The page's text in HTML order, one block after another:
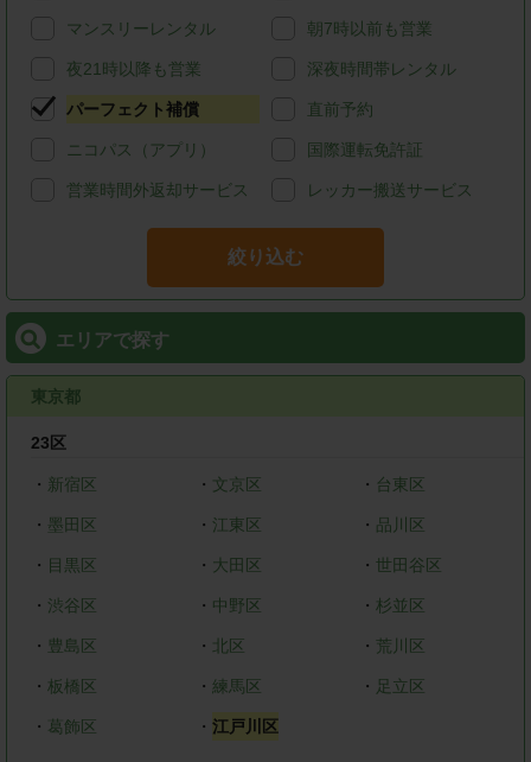
マンスリーレンタル 朝7時以前も営業
夜21時以降も営業 深夜時間帯レンタル
パーフェクト補償 直前予約
ニコパス（アプリ） 国際運転免許証
営業時間外返却サービス レッカー搬送サービス
絞り込む
エリアで探す
東京都
23区
・ 新宿区 ・ 文京区 ・ 台東区
・ 墨田区 ・ 江東区 ・ 品川区
・ 目黒区 ・ 大田区 ・世田谷区
・ 渋谷区 ・ 中野区 ・杉並区
・ 豊島区 ・ 北区 ・ 荒川区
・ 板橋区 ・ 練馬区 ・ 足立区
・ 葛飾区 ・ 江戸川区